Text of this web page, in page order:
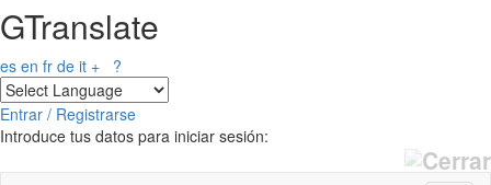
GTranslate
es en fr de it + ?
Entrar / Registrarse
Introduce tus datos para iniciar sesión: